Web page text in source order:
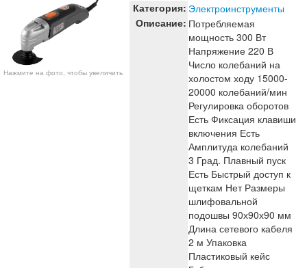
Нажмите на фото, чтобы увеличить
Категория: Электроинструменты
Описание: Потребляемая
мощность 300 Вт
Напряжение 220 В
Число колебаний на
холостом ходу 15000-
20000 колебаний/мин
Регулировка оборотов
Есть Фиксация клавиши
включения Есть
Амплитуда колебаний
3 Град. Плавный пуск
Есть Быстрый доступ к
щеткам Нет Размеры
шлифовальной
подошвы 90х90х90 мм
Длина сетевого кабеля
2 м Упаковка
Пластиковый кейс